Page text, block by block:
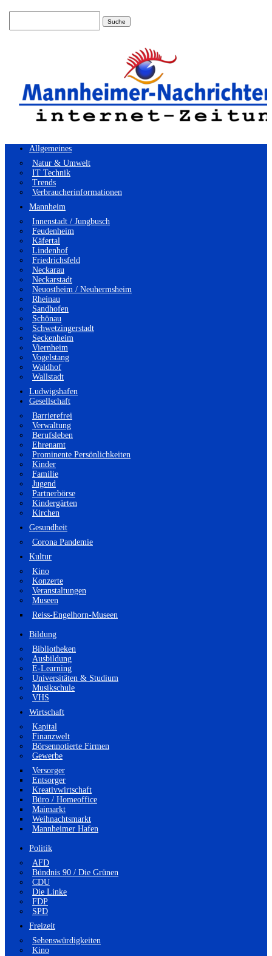
Allgemeines
Natur & Umwelt
IT Technik
Trends
Verbraucherinformationen
Mannheim
Innenstadt / Jungbusch
Feudenheim
Käfertal
Lindenhof
Friedrichsfeld
Neckarau
Neckarstadt
Neuostheim / Neuhermsheim
Rheinau
Sandhofen
Schönau
Schwetzingerstadt
Seckenheim
Viernheim
Vogelstang
Waldhof
Wallstadt
Ludwigshafen
Gesellschaft
Barrierefrei
Verwaltung
Berufsleben
Ehrenamt
Prominente Persönlichkeiten
Kinder
Familie
Jugend
Partnerbörse
Kindergärten
Kirchen
Gesundheit
Corona Pandemie
Kultur
Kino
Konzerte
Veranstaltungen
Museen
Reiss-Engelhorn-Museen
Bildung
Bibliotheken
Ausbildung
E-Learning
Universitäten & Studium
Musikschule
VHS
Wirtschaft
Kapital
Finanzwelt
Börsennotierte Firmen
Gewerbe
Versorger
Entsorger
Kreativwirtschaft
Büro / Homeoffice
Maimarkt
Weihnachtsmarkt
Mannheimer Hafen
Politik
AFD
Bündnis 90 / Die Grünen
CDU
Die Linke
FDP
SPD
Freizeit
Sehenswürdigkeiten
Kino